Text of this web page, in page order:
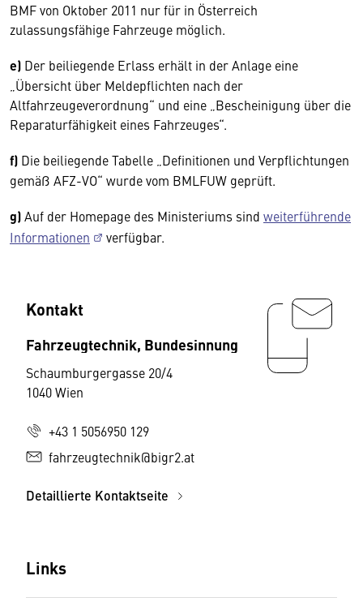
BMF von Oktober 2011 nur für in Österreich
zulassungsfähige Fahrzeuge möglich.
e) Der beiliegende Erlass erhält in der Anlage eine
„Übersicht über Meldepflichten nach der
Altfahrzeugeverordnung“ und eine „Bescheinigung über die
Reparaturfähigkeit eines Fahrzeuges“.
f) Die beiliegende Tabelle „Definitionen und Verpflichtungen
gemäß AFZ-VO“ wurde vom BMLFUW geprüft.
g)Auf der Homepage des Ministeriums sind weiterführende
Informationen
verfügbar.
Kontakt
Fahrzeugtechnik, Bundesinnung
Schaumburgergasse 20/4
1040 Wien
+43 1 5056950 129
fahrzeugtechnik@bigr2.at
Detaillierte Kontaktseite
Links